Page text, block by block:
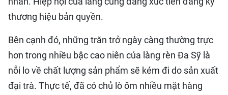
thương hiệu bản quyền.
Bên cạnh đó, những trăn trở ngày càng thường trực
hơn trong nhiều bậc cao niên của làng rèn Đa Sỹ là
nỗi lo về chất lượng sản phẩm sẽ kém đi do sản xuất
đại trà. Thực tế, đã có chủ lò ôm nhiều mặt hàng